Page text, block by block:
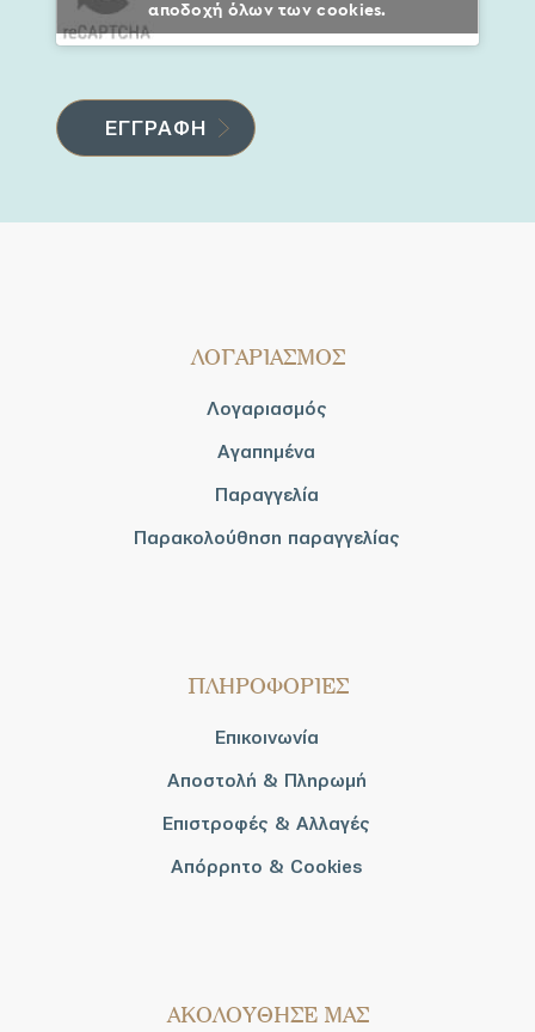
αποδοχή όλων των cookies.
ΛΟΓΑΡΙΑΣΜΟΣ
Λογαριασμός
Αγαπημένα
Παραγγελία
Παρακολούθηση παραγγελίας
ΠΛΗΡΟΦΟΡΙΕΣ
Επικοινωνία
Αποστολή & Πληρωμή
Επιστροφές & Αλλαγές
Απόρρητο & Cookies
AΚΟΛΟΥΘΗΣΕ ΜΑΣ